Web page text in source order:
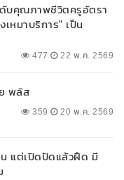
บคุณภาพชีวิตครูอัตรา
หมาบริการ” เป็น
477 22 พ.ค. 2569
พลัส
359 20 พ.ค. 2569
แต่เปิดปัดแล้วฝืด มี